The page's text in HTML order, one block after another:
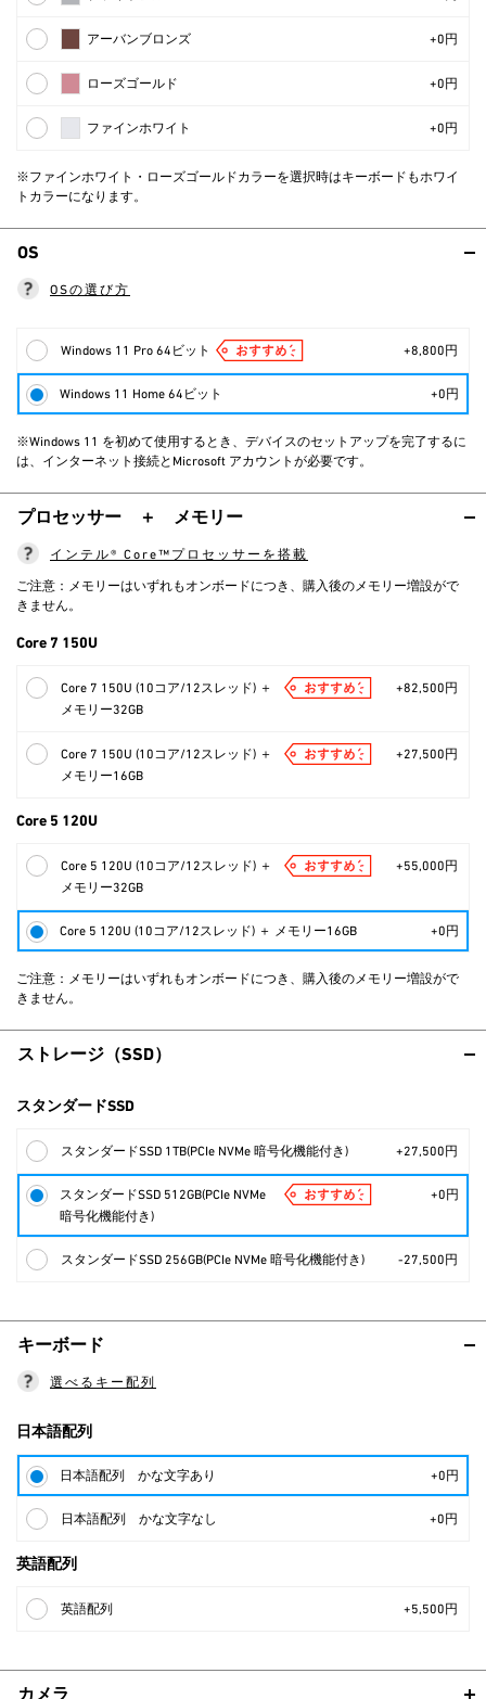
アーバンブロンズ +0円
ローズゴールド +0円
ファインホワイト +0円
※ファインホワイト・ローズゴールドカラーを選択時はキーボードもホワイ
トカラーになります。
OS
OSの選び方
Windows 11 Pro 64ビット +8,800円
Windows 11 Home 64ビット +0円
※Windows 11 を初めて使用するとき、デバイスのセットアップを完了するに
は、インターネット接続とMicrosoft アカウントが必要です。
プロセッサー ＋ メモリー
インテル® Core™プロセッサーを搭載
ご注意：メモリーはいずれもオンボードにつき、購入後のメモリー増設がで
きません。
Core 7 150U
Core 7 150U (10コア/12スレッド) ＋
メモリー32GB
+82,500円
Core 7 150U (10コア/12スレッド) ＋
メモリー16GB
+27,500円
Core 5 120U
Core 5 120U (10コア/12スレッド) ＋
メモリー32GB
+55,000円
Core 5 120U (10コア/12スレッド) ＋ メモリー16GB +0円
ご注意：メモリーはいずれもオンボードにつき、購入後のメモリー増設がで
きません。
ストレージ（SSD）
スタンダードSSD
スタンダードSSD 1TB(PCIe NVMe 暗号化機能付き) +27,500円
スタンダードSSD 512GB(PCIe NVMe
暗号化機能付き)
+0円
スタンダードSSD 256GB(PCIe NVMe 暗号化機能付き) -27,500円
キーボード
選べるキー配列
日本語配列
日本語配列 かな文字あり +0円
日本語配列 かな文字なし +0円
英語配列
英語配列 +5,500円
カメラ